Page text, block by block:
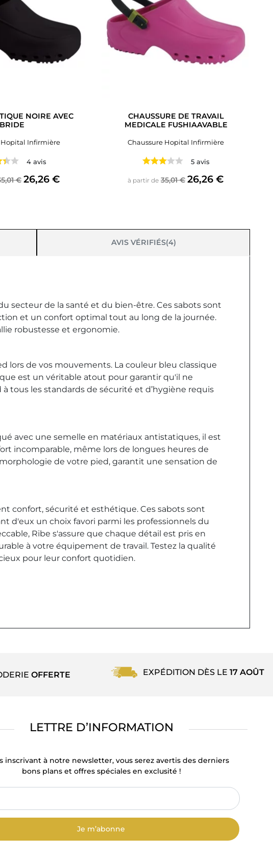
NOIRE AVEC
BRIDE
Hopital Infirmière
4 avis
de base
€ Prix
26,26 €
CHAUSSURE DE TRAVAIL
MEDICALE FUSHIAAVABLE
Chaussure Hopital Infirmière
5 avis
à partir de Prix de base
35,01 € Prix
26,26 €
AVIS VÉRIFIÉS(4)
secteur de la santé et du bien-être. Ces sabots sont
et un confort optimal tout au long de la journée.
robustesse et ergonomie.
lors de vos mouvements. La couleur bleu classique
est un véritable atout pour garantir qu'il ne
tous les standards de sécurité et d’hygiène requis
avec une semelle en matériaux antistatiques, il est
incomparable, même lors de longues heures de
de votre pied, garantit une sensation de
confort, sécurité et esthétique. Ces sabots sont
d'eux un choix favori parmi les professionnels du
Ribe s'assure que chaque détail est pris en
à votre équipement de travail. Testez la qualité
pour leur confort quotidien.
OFFERTE EXPÉDITION DÈS LE 17 AOÛT
LETTRE D’INFORMATION
inscrivant à notre newsletter, vous serez avertis des derniers
bons plans et offres spéciales en exclusité !
Je m’abonne